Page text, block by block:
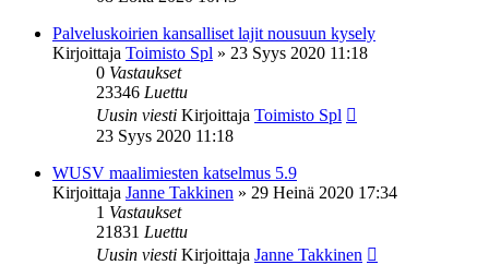
Palveluskoirien kansalliset lajit nousuun kysely
Kirjoittaja Toimisto Spl » 23 Syys 2020 11:18
0 Vastaukset
23346 Luettu
Uusin viesti Kirjoittaja Toimisto Spl
23 Syys 2020 11:18
WUSV maalimiesten katselmus 5.9
Kirjoittaja Janne Takkinen » 29 Heinä 2020 17:34
1 Vastaukset
21831 Luettu
Uusin viesti Kirjoittaja Janne Takkinen